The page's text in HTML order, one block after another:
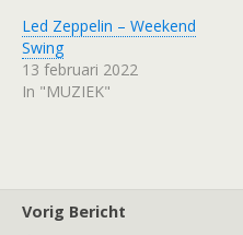
Led Zeppelin – Weekend
Swing
13 februari 2022
In "MUZIEK"
Vorig Bericht